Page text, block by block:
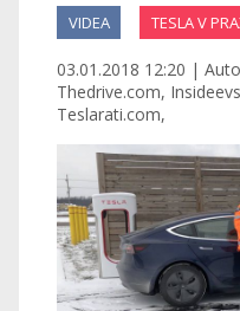
VIDEA TESLA V
03.01.2018 12:20 |
Thedrive.com,
Teslarati.com,